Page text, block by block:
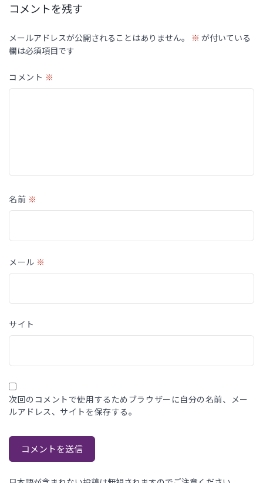
コメントを残す
メールアドレスが公開されることはありません。 ※ が付いている
欄は必須項目です
コメント ※
名前 ※
メール ※
サイト
次回のコメントで使用するためブラウザーに自分の名前、メー
ルアドレス、サイトを保存する。